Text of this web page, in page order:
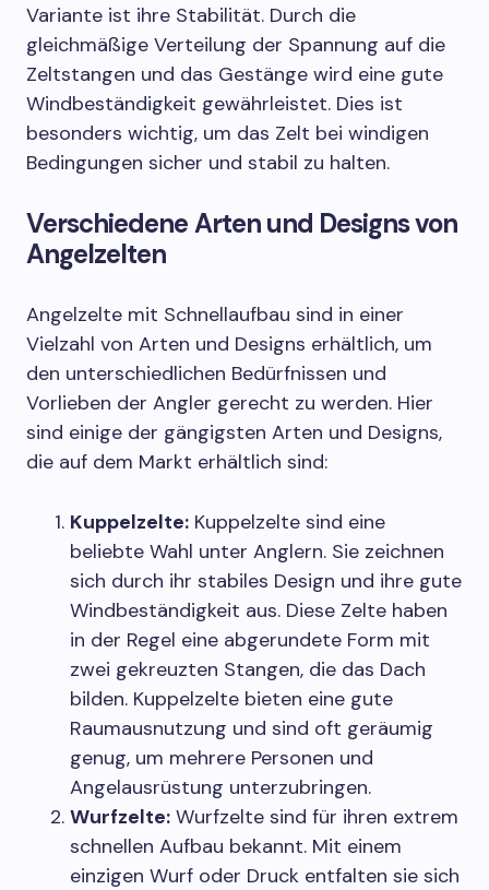
Variante ist ihre Stabilität. Durch die
gleichmäßige Verteilung der Spannung auf die
Zeltstangen und das Gestänge wird eine gute
Windbeständigkeit gewährleistet. Dies ist
besonders wichtig, um das Zelt bei windigen
Bedingungen sicher und stabil zu halten.
Verschiedene Arten und Designs von
Angelzelten
Angelzelte mit Schnellaufbau sind in einer
Vielzahl von Arten und Designs erhältlich, um
den unterschiedlichen Bedürfnissen und
Vorlieben der Angler gerecht zu werden. Hier
sind einige der gängigsten Arten und Designs,
die auf dem Markt erhältlich sind:
Kuppelzelte: Kuppelzelte sind eine
beliebte Wahl unter Anglern. Sie zeichnen
sich durch ihr stabiles Design und ihre gute
Windbeständigkeit aus. Diese Zelte haben
in der Regel eine abgerundete Form mit
zwei gekreuzten Stangen, die das Dach
bilden. Kuppelzelte bieten eine gute
Raumausnutzung und sind oft geräumig
genug, um mehrere Personen und
Angelausrüstung unterzubringen.
Wurfzelte: Wurfzelte sind für ihren extrem
schnellen Aufbau bekannt. Mit einem
einzigen Wurf oder Druck entfalten sie sich